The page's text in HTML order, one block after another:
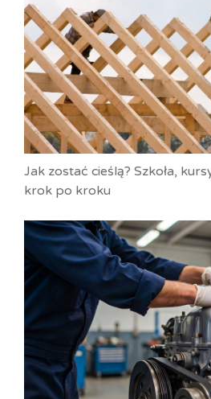
Jak zostać cieślą? Szkoła,
krok po kroku